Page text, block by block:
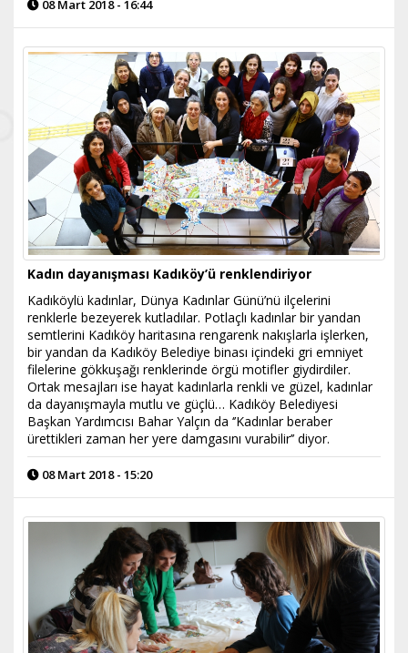
08 Mart 2018 - 16:44
Kadın dayanışması Kadıköy’ü renklendiriyor
Kadıköylü kadınlar, Dünya Kadınlar Günü’nü ilçelerini
renklerle bezeyerek kutladılar. Potlaçlı kadınlar bir yandan
semtlerini Kadıköy haritasına rengarenk nakışlarla işlerken,
bir yandan da Kadıköy Belediye binası içindeki gri emniyet
filelerine gökkuşağı renklerinde örgü motifler giydirdiler.
Ortak mesajları ise hayat kadınlarla renkli ve güzel, kadınlar
da dayanışmayla mutlu ve güçlü… Kadıköy Belediyesi
Başkan Yardımcısı Bahar Yalçın da ‘’Kadınlar beraber
ürettikleri zaman her yere damgasını vurabilir’’ diyor.
08 Mart 2018 - 15:20